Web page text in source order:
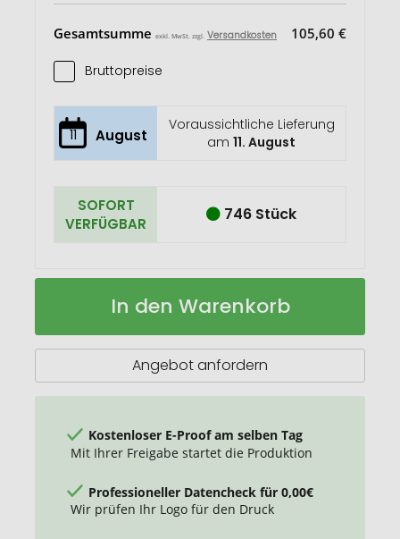
Gesamtsumme exkl. MwSt. zzgl. Versandkosten 105,60 €
Bruttopreise
11 August
Voraussichtliche Lieferung
am11. August
SOFORT
VERFÜGBAR
746 Stück
für
In den Warenkorb
Angebot anfordern
Kostenloser E-Proof am selben Tag
Mit Ihrer Freigabe startet die Produktion
Professioneller Datencheck für 0,00€
Wir prüfen Ihr Logo für den Druck